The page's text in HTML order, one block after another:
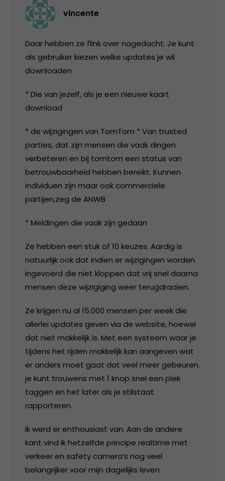
vincente
Daar hebben ze flink over nagedacht. Je kunt
als gebruiker kiezen welke updates je wil
downloaden
* Die van jezelf, als je een nieuwe kaart
download
* de wijzigingen van TomTom * Van trusted
parties, dat zijn mensen die vaak dingen
verbeteren en bij tomtom een status van
betrouwbaarheid hebben bereikt. Kunnen
individuen zijn maar ook commerciele
partijen,zeg de ANWB
* Meldingen die vaak zijn gedaan
Ze hebben een stuk of 10 keuzes. Aardig is
natuurlijk ook dat indien er wijzigingen worden
ingevoerd die niet kloppen dat vrij snel daarna
mensen deze wijzigiging weer terugdraaien.
Ze krijgen nu al 15.000 mensen per week die
allerlei updates geven via de website, hoewel
dat niet makkelijk is. Met een systeem waar je
tijdens het rijden makkelijk kan aangeven wat
er anders moet gaat dat veel meer gebeuren.
je kunt trouwens met 1 knop snel een plek
taggen en het later als je stilstaat
rapporteren.
Ik werd er enthousiast van. Aan de andere
kant vind ik hetzelfde principe realtime met
verkeer en safety camera’s nog veel
belangrijker voor mijn dagelijks leven.